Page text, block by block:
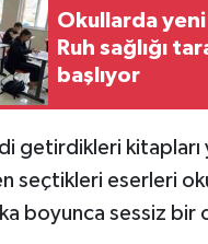
Okullarda
Ruh sağlığı
başlıyor
getirdikleri kitapları
seçtikleri eserleri
boyunca sessiz bir